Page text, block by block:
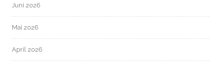
Juni 2026
Mai 2026
April 2026